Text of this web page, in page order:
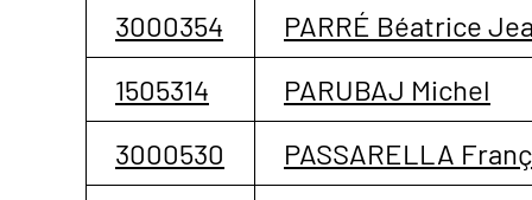
3000354
PARRÉ Béatrice
1505314
PARUBAJ Michel
3000530
PASSARELLA